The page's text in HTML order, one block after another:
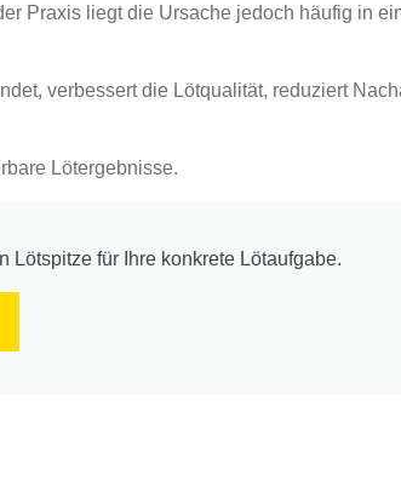
Praxis liegt die Ursache jedoch häufig in
verbessert die Lötqualität, reduziert
Lötergebnisse.
Lötspitze für Ihre konkrete Lötaufgabe.